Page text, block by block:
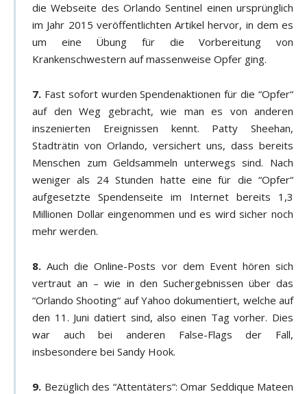
die Webseite des Orlando Sentinel einen ursprünglich
im Jahr 2015 veröffentlichten Artikel hervor, in dem es
um eine Übung für die Vorbereitung von
Krankenschwestern auf massenweise Opfer ging.
7. Fast sofort wurden Spendenaktionen für die “Opfer“
auf den Weg gebracht, wie man es von anderen
inszenierten Ereignissen kennt. Patty Sheehan,
Stadträtin von Orlando, versichert uns, dass bereits
Menschen zum Geldsammeln unterwegs sind. Nach
weniger als 24 Stunden hatte eine für die “Opfer“
aufgesetzte Spendenseite im Internet bereits 1,3
Millionen Dollar eingenommen und es wird sicher noch
mehr werden.
8. Auch die Online-Posts vor dem Event hören sich
vertraut an – wie in den Suchergebnissen über das
“Orlando Shooting“ auf Yahoo dokumentiert, welche auf
den 11. Juni datiert sind, also einen Tag vorher. Dies
war auch bei anderen False-Flags der Fall,
insbesondere bei Sandy Hook.
9. Bezüglich des “Attentäters“: Omar Seddique Mateen